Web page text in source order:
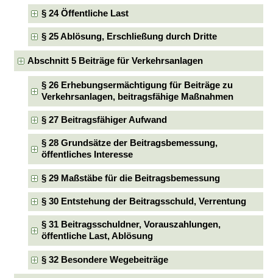
§ 24 Öffentliche Last
§ 25 Ablösung, Erschließung durch Dritte
Abschnitt 5 Beiträge für Verkehrsanlagen
§ 26 Erhebungsermächtigung für Beiträge zu
Verkehrsanlagen, beitragsfähige Maßnahmen
§ 27 Beitragsfähiger Aufwand
§ 28 Grundsätze der Beitragsbemessung,
öffentliches Interesse
§ 29 Maßstäbe für die Beitragsbemessung
§ 30 Entstehung der Beitragsschuld, Verrentung
§ 31 Beitragsschuldner, Vorauszahlungen,
öffentliche Last, Ablösung
§ 32 Besondere Wegebeiträge